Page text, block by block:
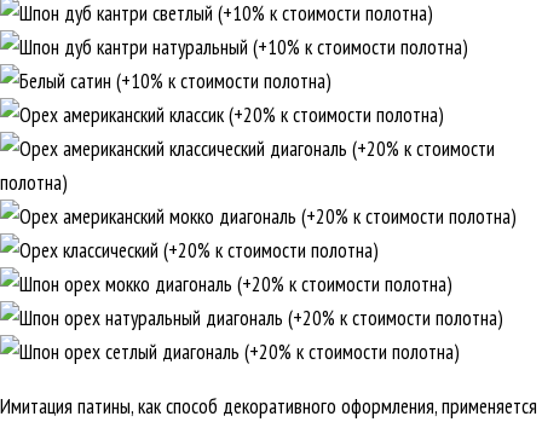
Имитация патины, как способ декоративного оформления, применяется